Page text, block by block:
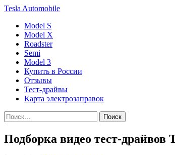
Tesla Automobile
Model S
Model X
Roadster
Semi
Model 3
Купить в России
Отзывы
Тест-драйвы
Карта электрозаправок
Подборка видео тест-драйвов